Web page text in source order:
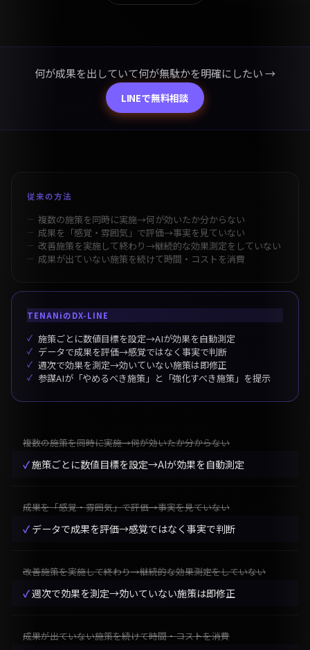
何が成果を出していて何が無駄かを明確にしたい →
LINEで無料相談
従来の方法
複数の施策を同時に実施→何が効いたか分からない
成果を「感覚・雰囲気」で評価→事実を見ていない
改善施策を実施して終わり→継続的な効果測定をしていない
成果が出ていない施策を続けて時間・コストを消費
TENANiのDX-LINE
施策ごとに数値目標を設定→AIが効果を自動測定
データで成果を評価→感覚ではなく事実で判断
週次で効果を測定→効いていない施策は即修正
参謀AIが「やめるべき施策」と「強化すべき施策」を提示
複数の施策を同時に実施→何が効いたか分からない
施策ごとに数値目標を設定→AIが効果を自動測定
成果を「感覚・雰囲気」で評価→事実を見ていない
データで成果を評価→感覚ではなく事実で判断
改善施策を実施して終わり→継続的な効果測定をしていない
週次で効果を測定→効いていない施策は即修正
成果が出ていない施策を続けて時間・コストを消費